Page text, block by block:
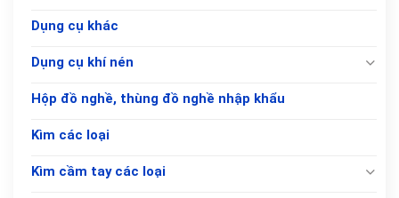
Dụng cụ khác
Dụng cụ khí nén
Hộp đồ nghề, thùng đồ nghề nhập khẩu
Kìm các loại
Kìm cầm tay các loại